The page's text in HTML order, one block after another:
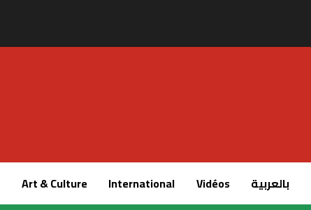
Art & Culture International Vidéos بالعربية